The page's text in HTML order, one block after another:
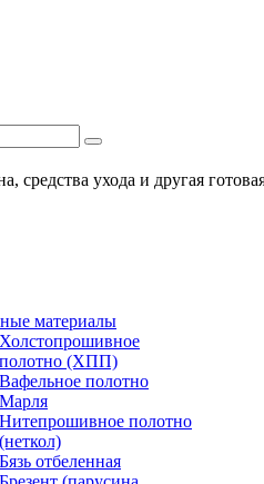
ухода и другая
материалы
Холстопрошивное
полотно (ХПП)
Вафельное полотно
Марля
Нитепрошивное полотно
(неткол)
Бязь отбеленная